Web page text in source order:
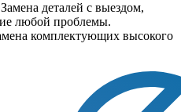
деталей с выездом,
любой проблемы.
комплектующих высокого